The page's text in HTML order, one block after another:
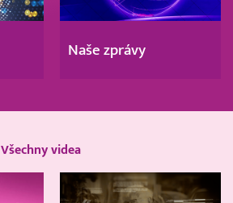
Naše zprávy
Všechny videa